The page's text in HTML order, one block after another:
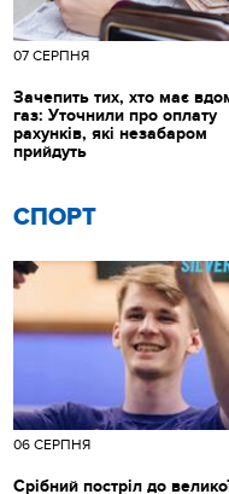
СПОРТ
06 СЕРПНЯ
Срібний постріл до
07 СЕРПНЯ
Зачепить тих, хто має
газ: Уточнили про оплату
рахунків, які незабаром
прийдуть